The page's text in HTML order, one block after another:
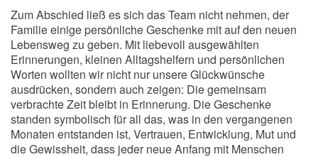
Zum Abschied ließ es sich das Team nicht nehmen, der
Familie einige persönliche Geschenke mit auf den neuen
Lebensweg zu geben. Mit liebevoll ausgewählten
Erinnerungen, kleinen Alltagshelfern und persönlichen
Worten wollten wir nicht nur unsere Glückwünsche
ausdrücken, sondern auch zeigen: Die gemeinsam
verbrachte Zeit bleibt in Erinnerung. Die Geschenke
standen symbolisch für all das, was in den vergangenen
Monaten entstanden ist, Vertrauen, Entwicklung, Mut und
die Gewissheit, dass jeder neue Anfang mit Menschen